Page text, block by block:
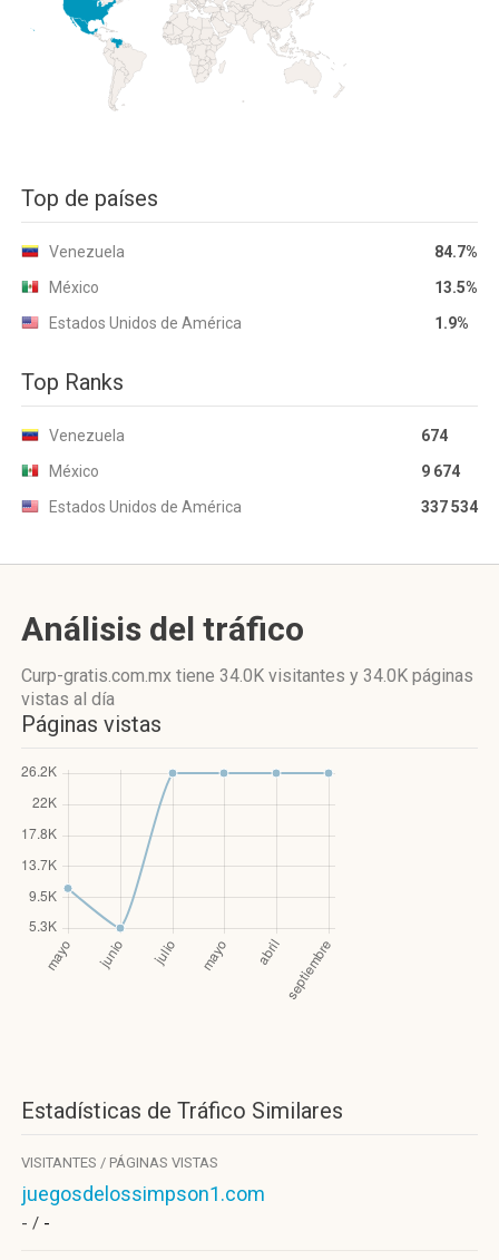
Top de países
Venezuela
84.7%
México
13.5%
Estados Unidos de América
1.9%
Top Ranks
Venezuela
674
México
9 674
Estados Unidos de América
337 534
Análisis del tráfico
Curp-gratis.com.mx tiene 34.0K visitantes y 34.0K páginas
vistas al día
Páginas vistas
Estadísticas de Tráfico Similares
VISITANTES / PÁGINAS VISTAS
juegosdelossimpson1.com
- / -